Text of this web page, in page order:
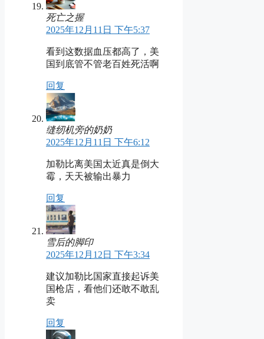
死亡之握
2025年12月11日 下午5:37
看到这数据血压都高了，美
国到底管不管老百姓死活啊
回复
缝纫机旁的奶奶
2025年12月11日 下午6:12
加勒比离美国太近真是倒大
霉，天天被输出暴力
回复
雪后的脚印
2025年12月12日 下午3:34
建议加勒比国家直接起诉美
国枪店，看他们还敢不敢乱
卖
回复